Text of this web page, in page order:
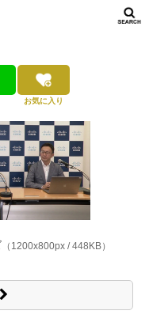
お気に入り
（1200x800px / 448KB）